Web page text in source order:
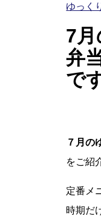
ゆっく
7月
弁
で
７月の
をご紹
定番メ
時期だ